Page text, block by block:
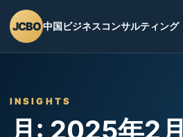
JCBO 中国ビジネスコンサルティング
INSIGHTS
月: 2025年2月